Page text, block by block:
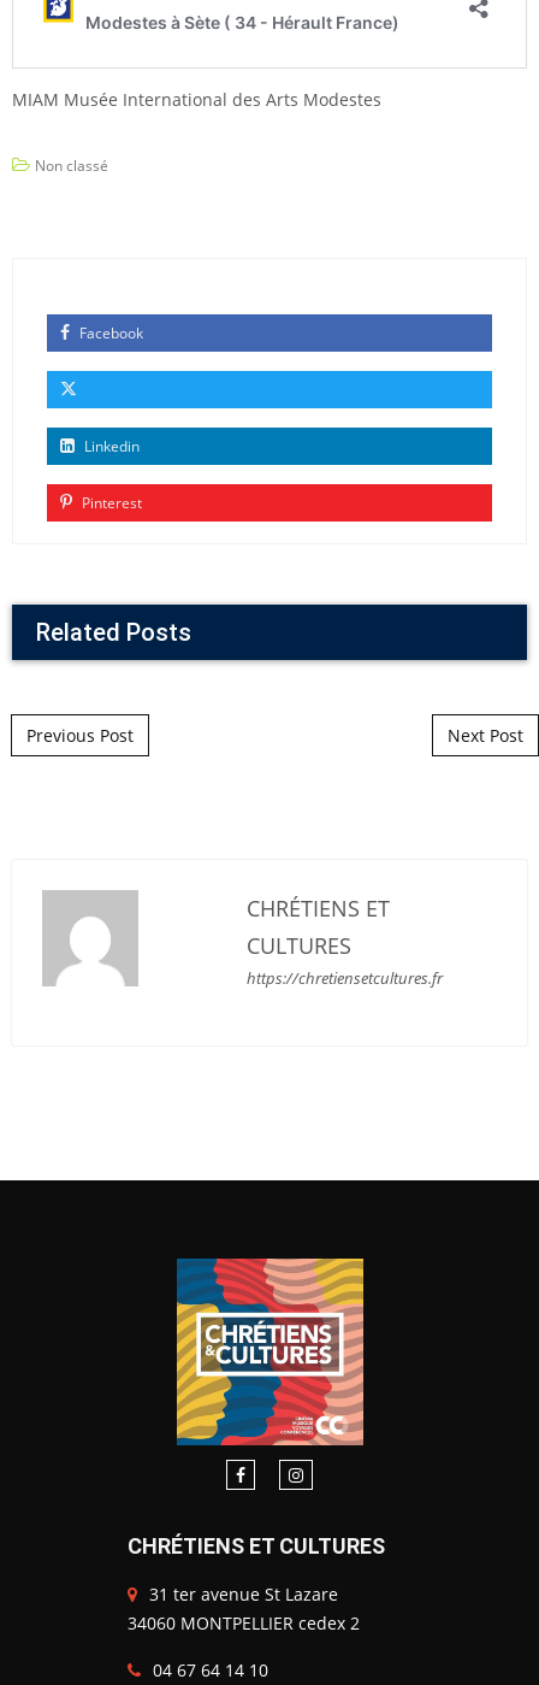
MIAM Musée International des Arts Modestes
Non classé
Facebook
Linkedin
Pinterest
Related Posts
Post navigation
Previous Post Next Post
CHRÉTIENS ET
CULTURES
https://chretiensetcultures.fr
CHRÉTIENS ET CULTURES
31 ter avenue St Lazare
34060 MONTPELLIER cedex 2
04 67 64 14 10